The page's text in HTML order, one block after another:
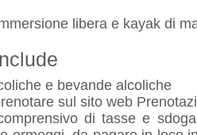
libera e kayak di
e bevande alcoliche
sul sito web
di tasse e